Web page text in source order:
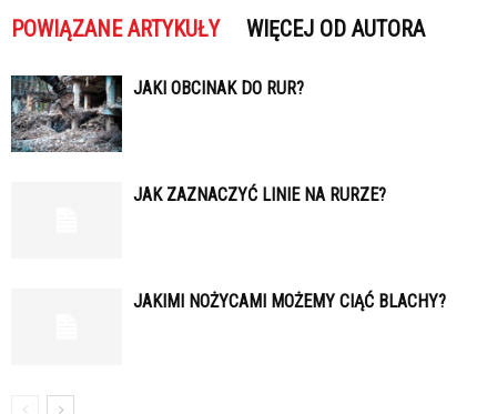
POWIĄZANE ARTYKUŁY WIĘCEJ OD AUTORA
JAKI OBCINAK DO RUR?
JAK ZAZNACZYĆ LINIE NA RURZE?
JAKIMI NOŻYCAMI MOŻEMY CIĄĆ BLACHY?